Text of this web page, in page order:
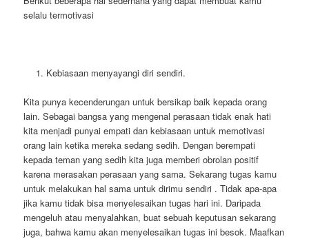
selalu termotivasi
Kebiasaan menyayangi diri sendiri.
Kita punya kecenderungan untuk bersikap baik kepada orang
lain. Sebagai bangsa yang mengenal perasaan tidak enak hati
kita menjadi punyai empati dan kebiasaan untuk memotivasi
orang lain ketika mereka sedang sedih. Dengan berempati
kepada teman yang sedih kita juga memberi obrolan positif
karena merasakan perasaan yang sama. Sekarang tugas kamu
untuk melakukan hal sama untuk dirimu sendiri . Tidak apa-apa
jika kamu tidak bisa menyelesaikan tugas hari ini. Daripada
mengeluh atau menyalahkan, buat sebuah keputusan sekarang
juga, bahwa kamu akan menyelesaikan tugas ini besok. Maafkan